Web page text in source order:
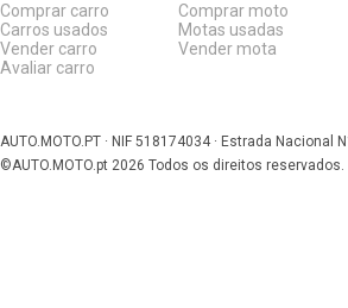
Comprar carro
Carros usados
Vender carro
Avaliar carro
Comprar moto
Motas usadas
Vender mota
AUTO.MOTO.PT · NIF 518174034 · Estrada Nacional
©AUTO.MOTO.pt 2026 Todos os direitos reservados.